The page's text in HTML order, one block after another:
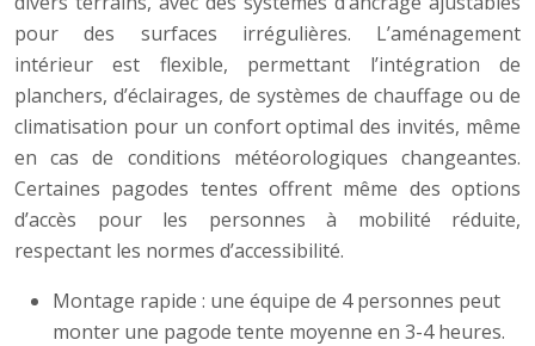
pour des surfaces irrégulières. L’aménagement
intérieur est flexible, permettant l’intégration de
planchers, d’éclairages, de systèmes de chauffage ou de
climatisation pour un confort optimal des invités, même
en cas de conditions météorologiques changeantes.
Certaines pagodes tentes offrent même des options
d’accès pour les personnes à mobilité réduite,
respectant les normes d’accessibilité.
Montage rapide : une équipe de 4 personnes peut
monter une pagode tente moyenne en 3-4 heures.